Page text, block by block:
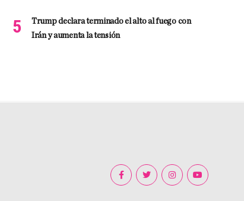
Trump declara terminado el alto al fuego con
Irán y aumenta la tensión